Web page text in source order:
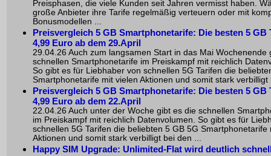
Preisphasen, die viele Kunden seit Jahren vermisst haben.
große Anbieter ihre Tarife regelmäßig verteuern oder mit
Bonusmodellen ...
Preisvergleich 5 GB Smartphonetarife: Die besten 5 GB
4,99 Euro ab dem 29.April
29.04.26 Auch zum langsamen Start in das Mai Wochenende
schnellen Smartphonetarife im Preiskampf mit reichlich
So gibt es für Liebhaber von schnellen 5G Tarifen die
Smartphonetarife mit vielen Aktionen und somit stark verbilligt
Preisvergleich 5 GB Smartphonetarife: Die besten 5 GB
4,99 Euro ab dem 22.April
22.04.26 Auch unter der Woche gibt es die schnellen
im Preiskampf mit reichlich Datenvolumen. So gibt es für
schnellen 5G Tarifen die beliebten 5 GB 5G Smartphonetarife
Aktionen und somit stark verbilligt bei den ...
Happy SIM Upgrade: Unlimited-Flat wird deutlich